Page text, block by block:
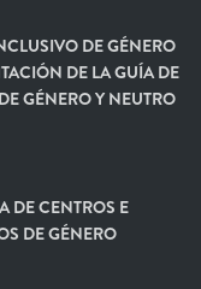
DE GÉNERO
DE LA GUÍA DE
GÉNERO Y NEUTRO
DE CENTROS E
DE GÉNERO